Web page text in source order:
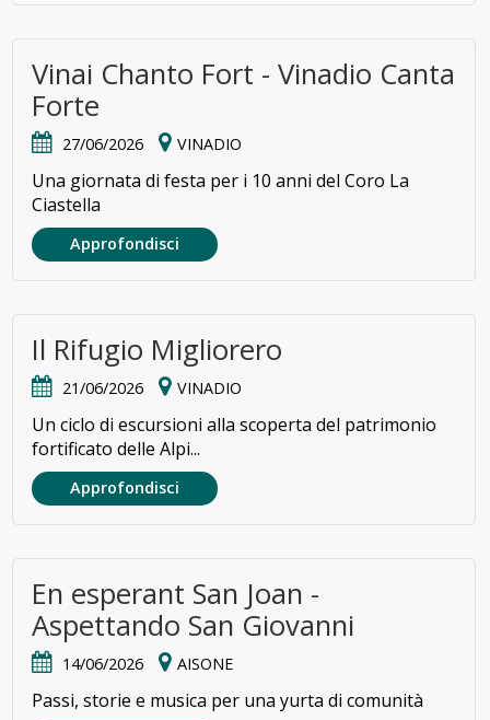
Vinai Chanto Fort - Vinadio Canta
Forte
27/06/2026 VINADIO
Una giornata di festa per i 10 anni del Coro La
Ciastella
Approfondisci
Il Rifugio Migliorero
21/06/2026 VINADIO
Un ciclo di escursioni alla scoperta del patrimonio
fortificato delle Alpi...
Approfondisci
En esperant San Joan -
Aspettando San Giovanni
14/06/2026 AISONE
Passi, storie e musica per una yurta di comunità